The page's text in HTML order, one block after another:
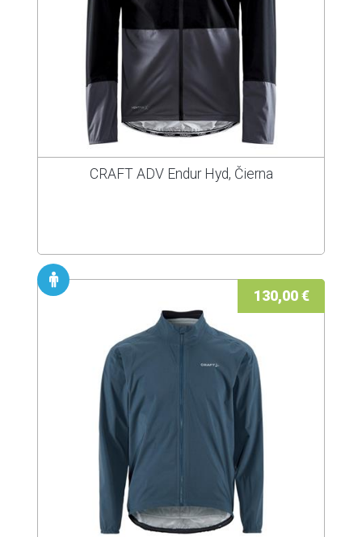
CRAFT ADV Endur Hyd, Čierna
130,00 €